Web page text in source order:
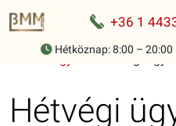
+36 1
Hétköznap: 8:00 – 20:00
- Hétvégi
Hétvégi